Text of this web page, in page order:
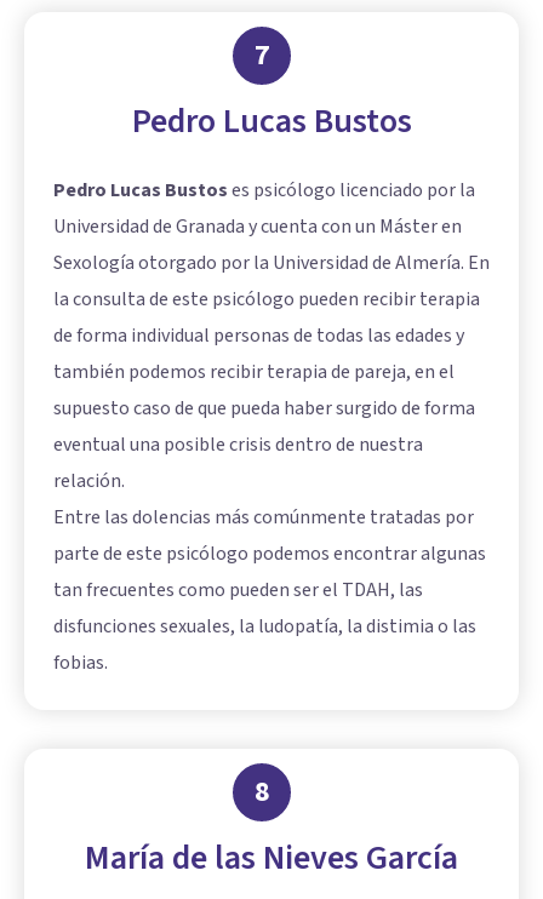
7
Pedro Lucas Bustos
Pedro Lucas Bustoses psicólogo licenciado por la
Universidad de Granada y cuenta con un Máster en
Sexología otorgado por la Universidad de Almería. En
la consulta de este psicólogo pueden recibir terapia
de forma individual personas de todas las edades y
también podemos recibir terapia de pareja, en el
supuesto caso de que pueda haber surgido de forma
eventual una posible crisis dentro de nuestra
relación.
Entre las dolencias más comúnmente tratadas por
parte de este psicólogo podemos encontrar algunas
tan frecuentes como pueden ser el TDAH, las
disfunciones sexuales, la ludopatía, la distimia o las
fobias.
8
María de las Nieves García